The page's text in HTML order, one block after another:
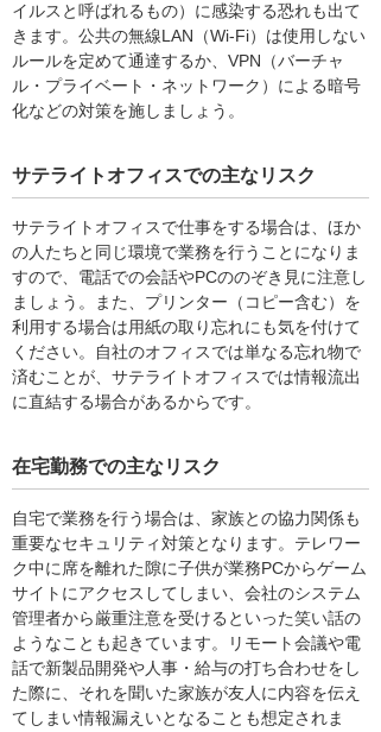
イルスと呼ばれるもの）に感染する恐れも出て
きます。公共の無線LAN（Wi-Fi）は使用しない
ルールを定めて通達するか、VPN（バーチャ
ル・プライベート・ネットワーク）による暗号
化などの対策を施しましょう。
サテライトオフィスでの主なリスク
サテライトオフィスで仕事をする場合は、ほか
の人たちと同じ環境で業務を行うことになりま
すので、電話での会話やPCののぞき見に注意し
ましょう。また、プリンター（コピー含む）を
利用する場合は用紙の取り忘れにも気を付けて
ください。自社のオフィスでは単なる忘れ物で
済むことが、サテライトオフィスでは情報流出
に直結する場合があるからです。
在宅勤務での主なリスク
自宅で業務を行う場合は、家族との協力関係も
重要なセキュリティ対策となります。テレワー
ク中に席を離れた隙に子供が業務PCからゲーム
サイトにアクセスしてしまい、会社のシステム
管理者から厳重注意を受けるといった笑い話の
ようなことも起きています。リモート会議や電
話で新製品開発や人事・給与の打ち合わせをし
た際に、それを聞いた家族が友人に内容を伝え
てしまい情報漏えいとなることも想定されま